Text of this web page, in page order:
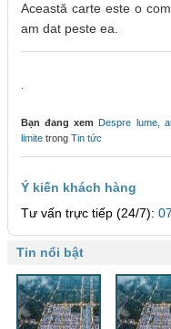
Această carte este o
am dat peste ea.
Bạn đang xem
Despre lume,
limite trong Tin tức
Ý kiến khách hàng
Tư vấn trực tiếp (24/7):
Tin nổi bật